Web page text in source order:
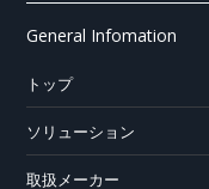
General Infomation
トップ
ソリューション
取扱メーカー